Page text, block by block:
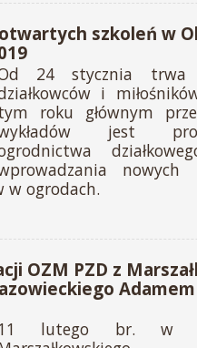
szkoleń w
24 stycznia trwa
i
roku głównym
jest
nowych
w ogrodach.
OZM PZD z
lutego br. w